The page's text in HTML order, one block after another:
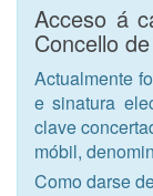
Acceso á
Concello
Actualmente
e sinatura
clave
móbil,
Como darse